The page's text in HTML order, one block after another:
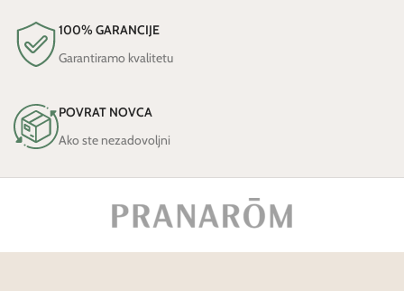
100% GARANCIJE
Garantiramo kvalitetu
POVRAT NOVCA
Ako ste nezadovoljni